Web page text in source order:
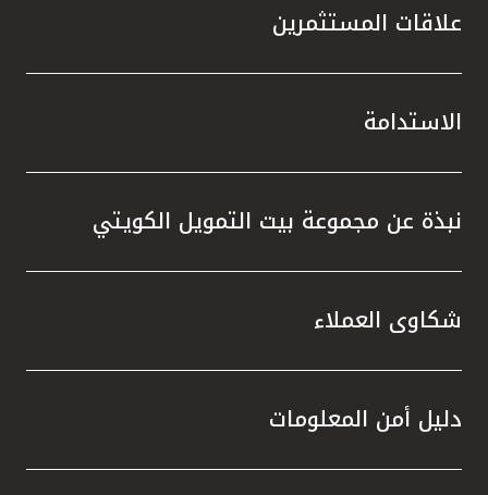
علاقات المستثمرين
الاستدامة
نبذة عن مجموعة بيت التمويل الكويتي
شكاوى العملاء
دليل أمن المعلومات